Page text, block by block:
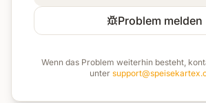
Problem melden
Wenn das Problem weiterhin besteht,
unter